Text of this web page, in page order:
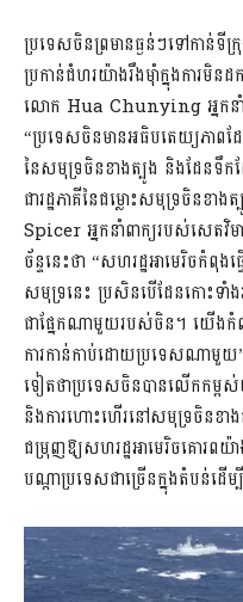
ប្រទេសចិនព្រមានធ្ងន់ៗទៅកាន់ទីក្
ប្រកាន់ជំហរយ៉ាងរឹងម៉ាំក្នុងការមិ
លោក Hua Chunying អ្នកនាំ
“ប្រទេសចិនមានអធិបតេយ្យភាពដ
នៃសមុទ្រចិនខាងត្បូង និងដែនទឹក
ជារដ្ឋភាគីនៃជម្លោះសមុទ្រចិន
Spicer អ្នកនាំពាក្យរបស់សេតវិ
ច័ន្ទនេះថា “សហរដ្ឋអាមេរិចកំ
សមុទ្រនេះ ប្រសិនបើដែនកោះទាំ
ជាផ្នែកណាមួយរបស់ចិន។ យើងកំពុ
ការកាន់កាប់ដោយប្រទេសណាមួយ
ទៀតថាប្រទេសចិនបានលើកកម្ព
និងការហោះហើរនៅសមុទ្រចិនខា
ជម្រុញឱ្យសហរដ្ឋអាមេរិចគោរព
បណ្តាប្រទេសជាច្រើនក្នុងតំបន់ដើម្